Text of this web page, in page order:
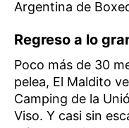
Argentina de
Regreso a lo
Poco más de 30
pelea, El Maldito
Camping de la
Viso. Y casi sin